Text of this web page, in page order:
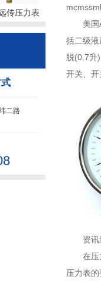
传压力表
二路
美
括二级
脱(0.7升
开关、开
资
在压
压力表